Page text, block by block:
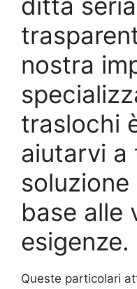
nostra
traslochi
aiutarvi a
soluzione
base alle
esigenze.
Queste particolari